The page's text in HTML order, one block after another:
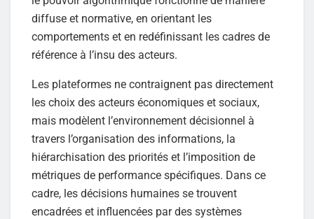
diffuse et normative, en orientant les
comportements et en redéfinissant les cadres de
référence à l’insu des acteurs.
Les plateformes ne contraignent pas directement
les choix des acteurs économiques et sociaux,
mais modèlent l’environnement décisionnel à
travers l’organisation des informations, la
hiérarchisation des priorités et l’imposition de
métriques de performance spécifiques. Dans ce
cadre, les décisions humaines se trouvent
encadrées et influencées par des systèmes